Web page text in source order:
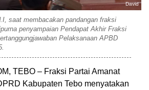
David
saat membacakan pandangan fraksi
penyampaian Pendapat Akhir Fraksi
Pelaksanaan APBD
TEBO – Fraksi Partai Amanat
Kabupaten Tebo menyatakan